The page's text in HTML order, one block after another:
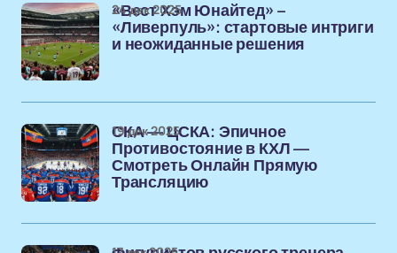
«Вест Хэм Юнайтед» –
«Ливерпуль»: стартовые интриги
и неожиданные решения
24 дек 2025
СКА — ЦСКА: Эпичное
Противостояние в КХЛ —
Смотреть Онлайн Прямую
Трансляцию
19 дек 2025